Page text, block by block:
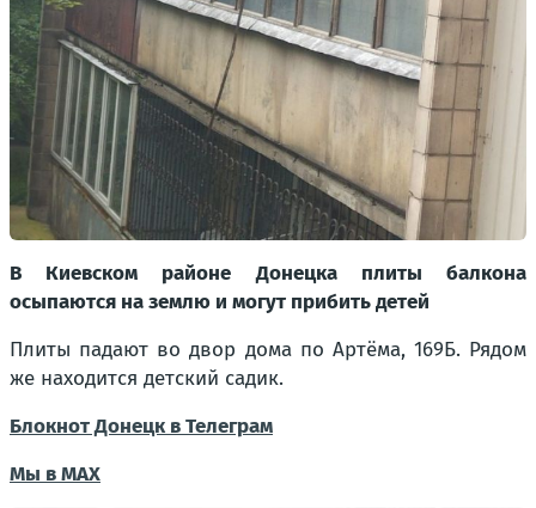
В Киевском районе Донецка плиты балкона
осыпаются на землю и могут прибить детей
Плиты падают во двор дома по Артёма, 169Б. Рядом
же находится детский садик.
Блокнот Донецк в Телеграм
Мы в МАХ